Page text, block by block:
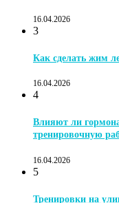
16.04.2026
3
Как сделать жим
16.04.2026
4
Влияют ли
тренировочную
16.04.2026
5
Тренировки на